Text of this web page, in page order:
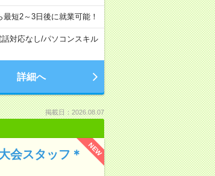
短2～3日後に就業可能！
対応なし/パソコンスキル
詳細へ
掲載日：2026.08.07
NEW
会スタッフ＊